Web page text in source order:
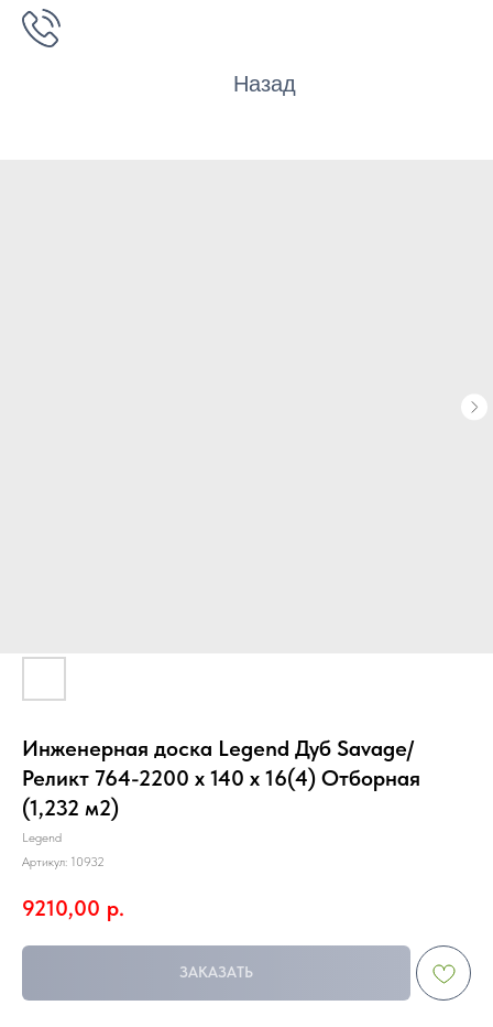
Назад
Инженерная доска Legend Дуб Savage/
Реликт 764-2200 х 140 х 16(4) Отборная
(1,232 м2)
Legend
Артикул: 10932
9210,00 р.
ЗАКАЗАТЬ